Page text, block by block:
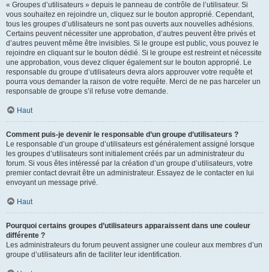
« Groupes d’utilisateurs » depuis le panneau de contrôle de l’utilisateur. Si
vous souhaitez en rejoindre un, cliquez sur le bouton approprié. Cependant,
tous les groupes d’utilisateurs ne sont pas ouverts aux nouvelles adhésions.
Certains peuvent nécessiter une approbation, d’autres peuvent être privés et
d’autres peuvent même être invisibles. Si le groupe est public, vous pouvez le
rejoindre en cliquant sur le bouton dédié. Si le groupe est restreint et nécessite
une approbation, vous devez cliquer également sur le bouton approprié. Le
responsable du groupe d’utilisateurs devra alors approuver votre requête et
pourra vous demander la raison de votre requête. Merci de ne pas harceler un
responsable de groupe s’il refuse votre demande.
Haut
Comment puis-je devenir le responsable d’un groupe d’utilisateurs ?
Le responsable d’un groupe d’utilisateurs est généralement assigné lorsque
les groupes d’utilisateurs sont initialement créés par un administrateur du
forum. Si vous êtes intéressé par la création d’un groupe d’utilisateurs, votre
premier contact devrait être un administrateur. Essayez de le contacter en lui
envoyant un message privé.
Haut
Pourquoi certains groupes d’utilisateurs apparaissent dans une couleur
différente ?
Les administrateurs du forum peuvent assigner une couleur aux membres d’un
groupe d’utilisateurs afin de faciliter leur identification.